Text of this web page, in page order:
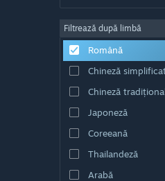
Filtrează după limbă
Română
Chineză
Chineză
Japoneză
Coreeană
Thailandeză
Arabă